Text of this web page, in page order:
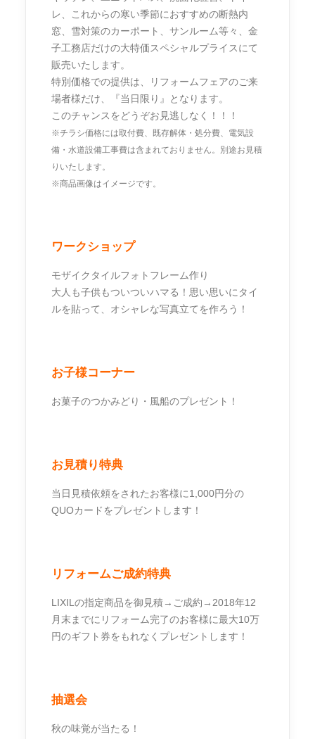
レ、これからの寒い季節におすすめの断熱内
窓、雪対策のカーポート、サンルーム等々、金
子工務店だけの大特価スペシャルプライスにて
販売いたします。
特別価格での提供は、リフォームフェアのご来
場者様だけ、『当日限り』となります。
このチャンスをどうぞお見逃しなく！！！
※チラシ価格には取付費、既存解体・処分費、電気設
備・水道設備工事費は含まれておりません。別途お見積
りいたします。
※商品画像はイメージです。
ワークショップ
モザイクタイルフォトフレーム作り
大人も子供もついついハマる！思い思いにタイ
ルを貼って、オシャレな写真立てを作ろう！
お子様コーナー
お菓子のつかみどり・風船のプレゼント！
お見積り特典
当日見積依頼をされたお客様に1,000円分の
QUOカードをプレゼントします！
リフォームご成約特典
LIXILの指定商品を御見積→ご成約→2018年12
月末までにリフォーム完了のお客様に最大10万
円のギフト券をもれなくプレゼントします！
抽選会
秋の味覚が当たる！